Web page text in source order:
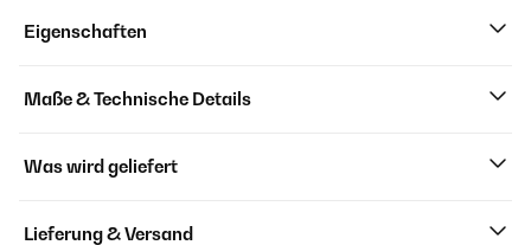
Eigenschaften
Maße & Technische Details
Was wird geliefert
Lieferung & Versand